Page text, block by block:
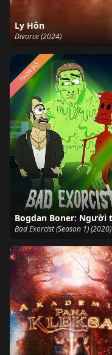
Ly Hôn
Divorce (2024)
Bad Exorcist (Season 1) (2020)
TRỌN BỘ